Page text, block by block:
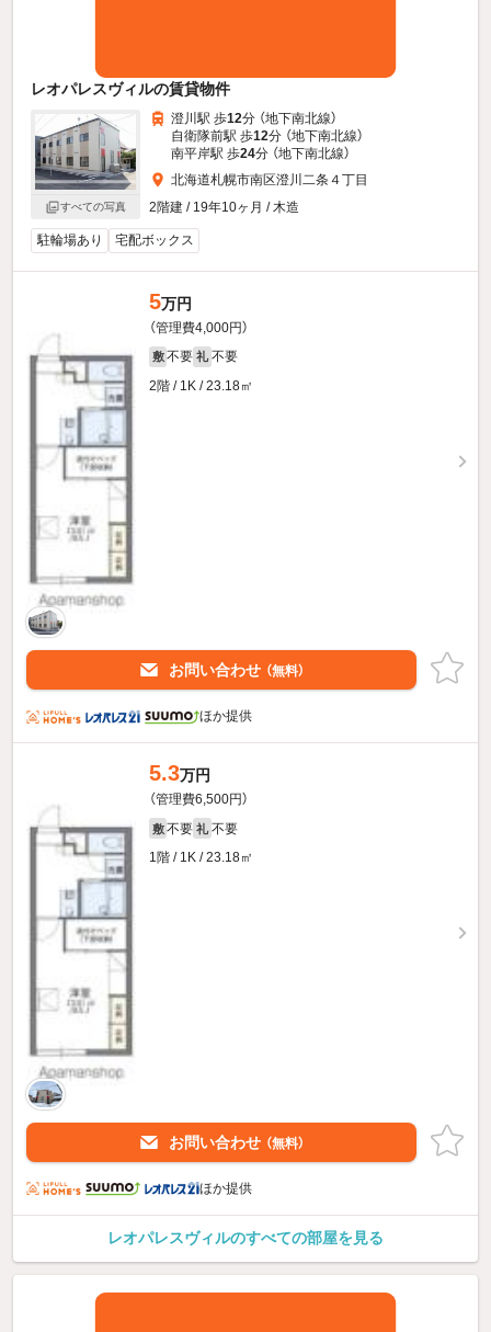
レオパレスヴィルの賃貸物件
すべての写真
澄川駅 歩12分 （地下南北線）
自衛隊前駅 歩12分 （地下南北線）
南平岸駅 歩24分 （地下南北線）
北海道札幌市南区澄川二条４丁目
2階建 / 19年10ヶ月 / 木造
駐輪場あり 宅配ボックス
5万円
（管理費4,000円）
敷 不要 礼 不要
2階 / 1K / 23.18㎡
お問い合わせ （無料）
ほか提供
5.3万円
（管理費6,500円）
敷 不要 礼 不要
1階 / 1K / 23.18㎡
お問い合わせ （無料）
ほか提供
レオパレスヴィルのすべての部屋を見る